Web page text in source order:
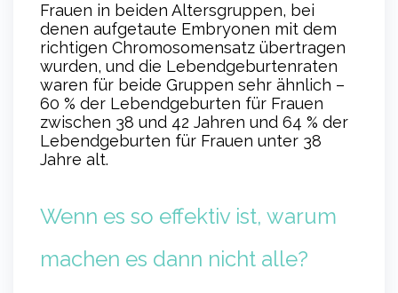
Frauen in beiden Altersgruppen, bei
denen aufgetaute Embryonen mit dem
richtigen Chromosomensatz übertragen
wurden, und die Lebendgeburtenraten
waren für beide Gruppen sehr ähnlich –
60 % der Lebendgeburten für Frauen
zwischen 38 und 42 Jahren und 64 % der
Lebendgeburten für Frauen unter 38
Jahre alt.
Wenn es so effektiv ist, warum
machen es dann nicht alle?